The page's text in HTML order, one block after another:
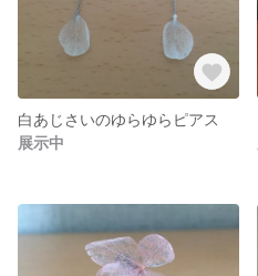
白あじさいのゆらゆらピアス
展示中